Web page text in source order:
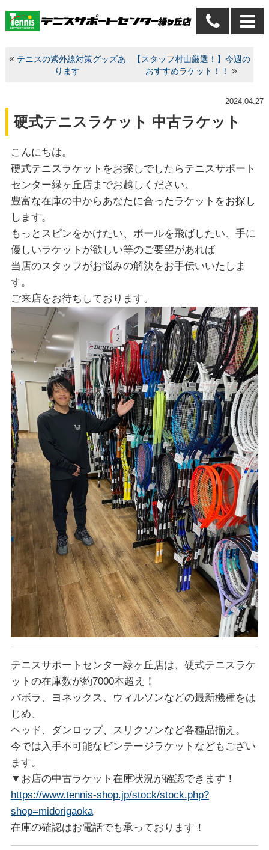
« テニスの紫外線対策グッズあ
ります
【スタッフ村山厳選！】今週の
おすすめラケット！！
»
2024.04.27
硬式テニスラケット 中古ラケット
こんにちは。
硬式テニスラケットをお探しでしたらテニスサポート
センター緑ヶ丘店までお越しください。
豊富な在庫の中からあなたに合ったラケットをお探し
します。
もっとスピンをかけたい、ボールを飛ばしたい、手に
優しいラケットが欲しい等のご要望があれば
当店のスタッフがお悩みの解決をお手伝いいたしま
す。
ご来店をお待ちしております。
テニスサポートセンター緑ヶ丘店は、硬式テニスラケ
ットの在庫数が約7000本超え！
バボラ、ヨネックス、ウィルソンなどの最新機種をは
じめ、
ヘッド、ダンロップ、スリクソンなど各種品揃え。
今では入手不可能なビンテージラケットなどもござい
ます。
▼お店の中古ラケット在庫状況が確認できます！
https://www.tennis-shop.jp/stock/stock.php?
shop=midorigaoka
在庫の確認はお電話でも承っております！